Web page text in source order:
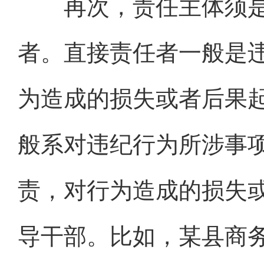
再次，责任主体须是
者。直接责任者一般是
为造成的损失或者后果
般系对违纪行为所涉事
责，对行为造成的损失
导干部。比如，某县商